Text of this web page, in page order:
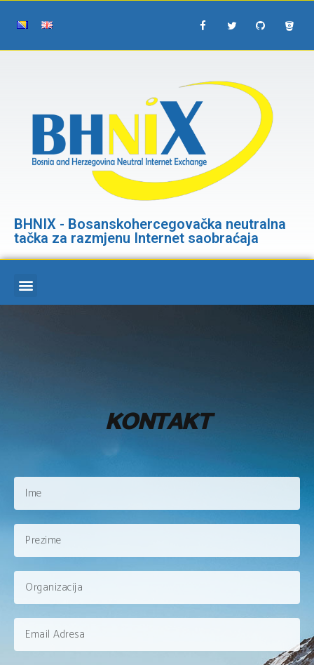
BHNIX - Bosanskohercegovačka neutralna
tačka za razmjenu Internet saobraćaja
KONTAKT